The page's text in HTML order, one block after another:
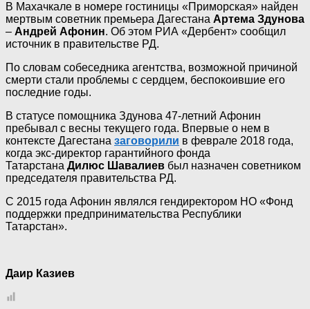
В Махачкале в номере гостиницы «Приморская» найден
мертвым советник премьера Дагестана Артема Здунова
– Андрей Афонин. Об этом РИА «Дербент» сообщил
источник в правительстве РД.
По словам собеседника агентства, возможной причиной
смерти стали проблемы с сердцем, беспокоившие его
последние годы.
В статусе помощника Здунова 47-летний Афонин
пребывал с весны текущего года. Впервые о нем в
контексте Дагестана заговорили в феврале 2018 года,
когда экс-директор гарантийного фонда
Татарстана Дилюс Шавалиев был назначен советником
председателя правительства РД.
С 2015 года Афонин являлся гендиректором НО «Фонд
поддержки предпринимательства Республики
Татарстан».
Даир Казиев